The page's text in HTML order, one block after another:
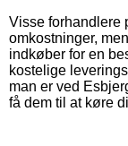
Visse forhandlere
omkostninger,
indkøber for en
kostelige
man er ved
få dem til at køre